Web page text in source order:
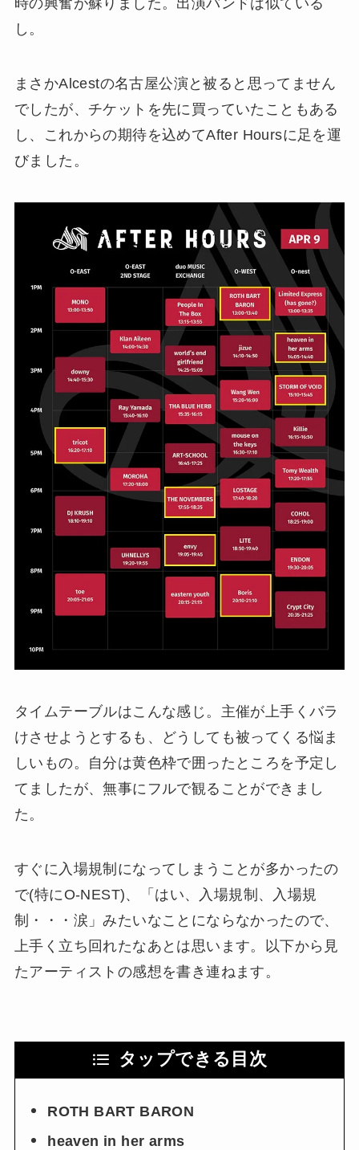
時の興奮が蘇りました。出演バンドは似ている
し。
まさかAlcestの名古屋公演と被ると思ってません
でしたが、チケットを先に買っていたこともある
し、これからの期待を込めてAfter Hoursに足を運
びました。
タイムテーブルはこんな感じ。主催が上手くバラ
けさせようとするも、どうしても被ってくる悩ま
しいもの。自分は黄色枠で囲ったところを予定し
てましたが、無事にフルで観ることができまし
た。
すぐに入場規制になってしまうことが多かったの
で(特にO-NEST)、「はい、入場規制、入場規
制・・・涙」みたいなことにならなかったので、
上手く立ち回れたなあとは思います。以下から見
たアーティストの感想を書き連ねます。
タップできる目次
ROTH BART BARON
heaven in her arms